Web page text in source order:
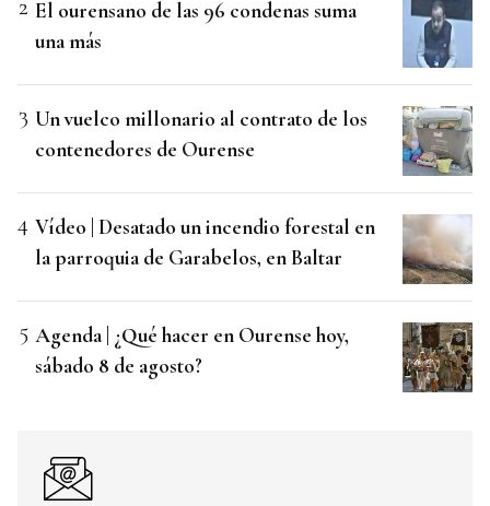
El ourensano de las 96 condenas suma
una más
Un vuelco millonario al contrato de los
contenedores de Ourense
Vídeo | Desatado un incendio forestal en
la parroquia de Garabelos, en Baltar
Agenda | ¿Qué hacer en Ourense hoy,
sábado 8 de agosto?